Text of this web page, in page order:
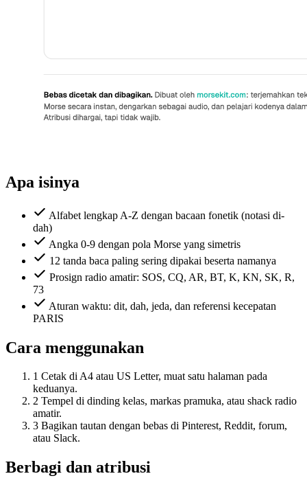
Apa isinya
Alfabet lengkap A-Z dengan bacaan fonetik (notasi di-
dah)
Angka 0-9 dengan pola Morse yang simetris
12 tanda baca paling sering dipakai beserta namanya
Prosign radio amatir: SOS, CQ, AR, BT, K, KN, SK, R,
73
Aturan waktu: dit, dah, jeda, dan referensi kecepatan
PARIS
Cara menggunakan
1 Cetak di A4 atau US Letter, muat satu halaman pada
keduanya.
2 Tempel di dinding kelas, markas pramuka, atau shack radio
amatir.
3 Bagikan tautan dengan bebas di Pinterest, Reddit, forum,
atau Slack.
Berbagi dan atribusi